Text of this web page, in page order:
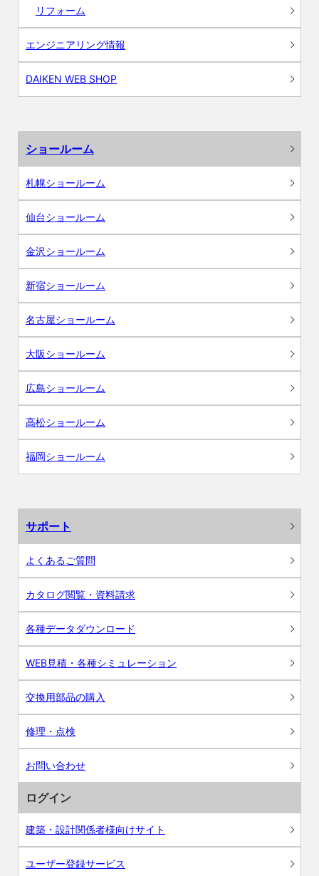
リフォーム
エンジニアリング情報
DAIKEN WEB SHOP
ショールーム
札幌ショールーム
仙台ショールーム
金沢ショールーム
新宿ショールーム
名古屋ショールーム
大阪ショールーム
広島ショールーム
高松ショールーム
福岡ショールーム
サポート
よくあるご質問
カタログ閲覧・資料請求
各種データダウンロード
WEB見積・各種シミュレーション
交換用部品の購入
修理・点検
お問い合わせ
ログイン
建築・設計関係者様向けサイト
ユーザー登録サービス